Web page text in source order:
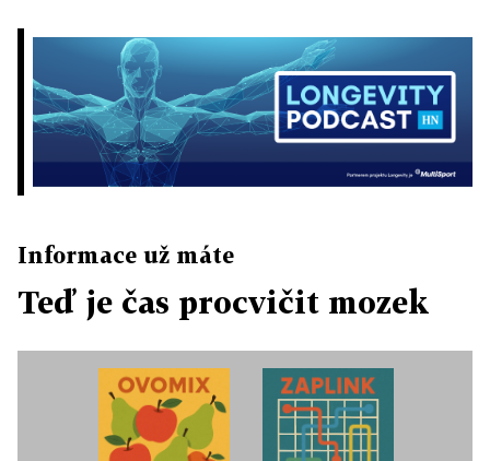
Informace už máte
Teď je čas procvičit mozek